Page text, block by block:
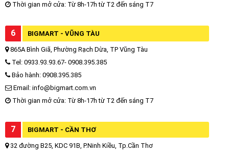
Thời gian mở cửa: Từ 8h-17h từ T2 đến sáng T7
6 BIGMART - VŨNG TÀU
865A Bình Giã, Phường Rạch Dừa, TP Vũng Tàu
Tel: 0933.93.93.67- 0908.395.385
Bảo hành: 0908.395.385
Email: info@bigmart.com.vn
Thời gian mở cửa: Từ 8h-17h từ T2 đến sáng T7
7 BIGMART - CẦN THƠ
32 đường B25, KDC 91B, P.Ninh Kiều, Tp.Cần Thơ